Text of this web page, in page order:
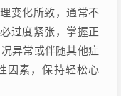
变化所致，通常不
过度紧张，掌握正
异常或伴随其他症
因素，保持轻松心